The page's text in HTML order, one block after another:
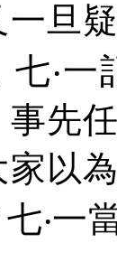
旦
‧
先
以
‧一